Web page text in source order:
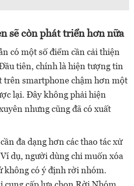
sẽ còn phát triển hơn nữa
có một số điểm cần cải thiện
tiên, chính là hiện tượng tin
trên smartphone chậm hơn một
lại. Đây không phải hiện
nhưng cũng đã có xuất
đa dạng hơn các thao tác xử
dụ, người dùng chỉ muốn xóa
không có ý định rời nhóm.